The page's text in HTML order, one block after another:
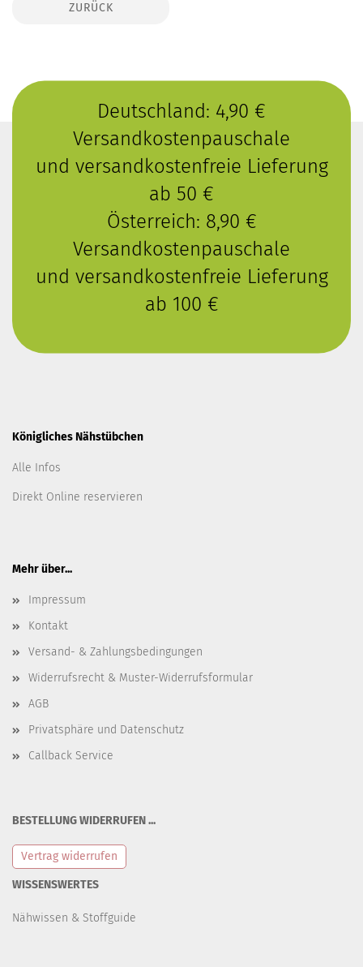
ZURÜCK
Deutschland: 4,90 €
Versandkostenpauschale
und versandkostenfreie Lieferung
ab 50 €
Österreich: 8,90 €
Versandkostenpauschale
und versandkostenfreie Lieferung
ab 100 €
Königliches Nähstübchen
Alle Infos
Direkt Online reservieren
Mehr über...
Impressum
Kontakt
Versand- & Zahlungsbedingungen
Widerrufsrecht & Muster-Widerrufsformular
AGB
Privatsphäre und Datenschutz
Callback Service
BESTELLUNG WIDERRUFEN ...
Vertrag widerrufen
WISSENSWERTES
Nähwissen & Stoffguide